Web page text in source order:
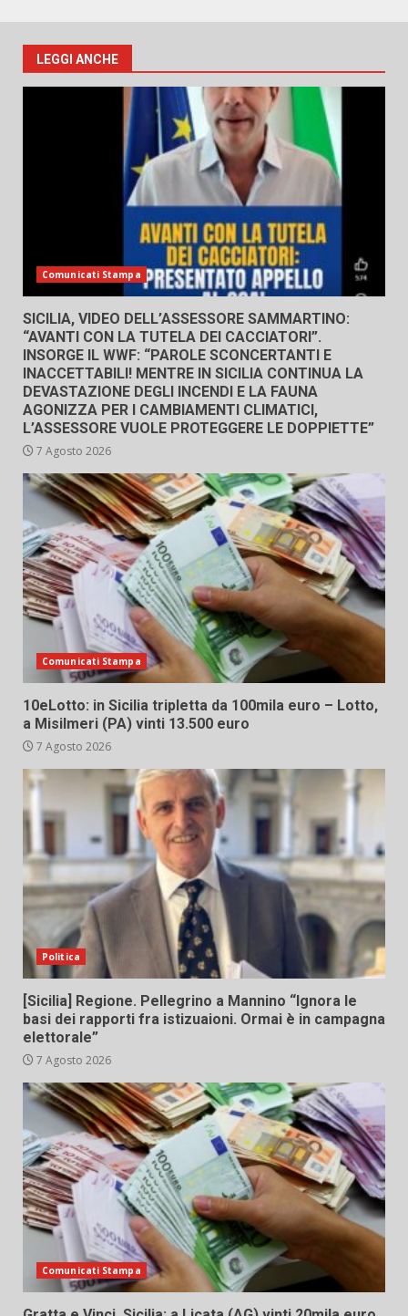
LEGGI ANCHE
Comunicati Stampa
SICILIA, VIDEO DELL’ASSESSORE SAMMARTINO:
“AVANTI CON LA TUTELA DEI CACCIATORI”.
INSORGE IL WWF: “PAROLE SCONCERTANTI E
INACCETTABILI! MENTRE IN SICILIA CONTINUA LA
DEVASTAZIONE DEGLI INCENDI E LA FAUNA
AGONIZZA PER I CAMBIAMENTI CLIMATICI,
L’ASSESSORE VUOLE PROTEGGERE LE DOPPIETTE”
7 Agosto 2026
Comunicati Stampa
10eLotto: in Sicilia tripletta da 100mila euro – Lotto,
a Misilmeri (PA) vinti 13.500 euro
7 Agosto 2026
Politica
[Sicilia] Regione. Pellegrino a Mannino “Ignora le
basi dei rapporti fra istizuaioni. Ormai è in campagna
elettorale”
7 Agosto 2026
Comunicati Stampa